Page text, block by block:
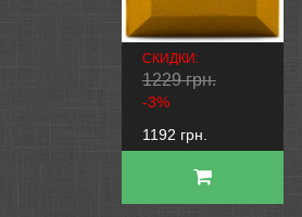
СКИДКИ:
1229 грн.
-3%
1192 грн.